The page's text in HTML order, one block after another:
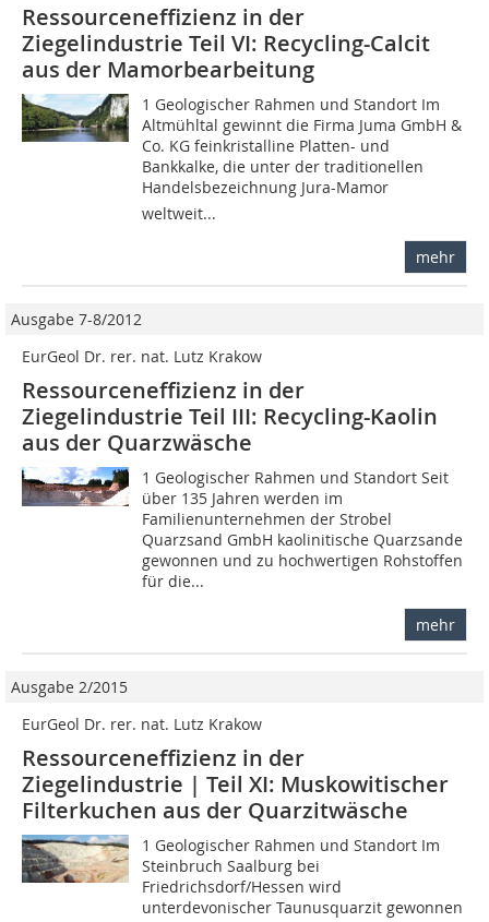
Ressourceneffizienz in der
Ziegelindustrie Teil VI: Recycling-Calcit
aus der Mamorbearbeitung
1 Geologischer Rahmen und Standort Im
Altmühltal gewinnt die Firma Juma GmbH &
Co. KG feinkristalline Platten- und
Bankkalke, die unter der traditionellen
Handelsbezeichnung Jura-Mamor
weltweit...
mehr
Ausgabe 7-8/2012
EurGeol Dr. rer. nat. Lutz Krakow
Ressourceneffizienz in der
Ziegelindustrie Teil III: Recycling-Kaolin
aus der Quarzwäsche
1 Geologischer Rahmen und Standort Seit
über 135 Jahren werden im
Familienunternehmen der Strobel
Quarzsand GmbH kaolinitische Quarzsande
gewonnen und zu hochwertigen Rohstoffen
für die...
mehr
Ausgabe 2/2015
EurGeol Dr. rer. nat. Lutz Krakow
Ressourceneffizienz in der
Ziegelindustrie | Teil XI: Muskowitischer
Filterkuchen aus der Quarzitwäsche
1 Geologischer Rahmen und Standort Im
Steinbruch Saalburg bei
Friedrichsdorf/Hessen wird
unterdevonischer Taunusquarzit gewonnen